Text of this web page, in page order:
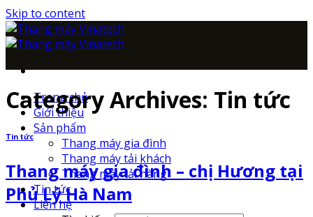
Skip to content
Trang chủ
Giới thiệu
Sản phẩm
Thang máy gia đình
Thang máy tải khách
Thang máy tải hàng
Tin tức
Liên hệ
Category Archives: Tin tức
Tin tức
Thang máy gia đình – chị Hương tại
Phủ Lý Hà Nam